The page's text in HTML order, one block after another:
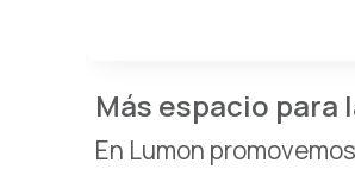
Más espacio
En Lumon